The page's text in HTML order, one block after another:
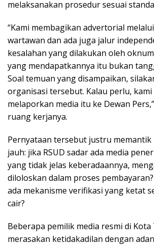
melaksanakan prosedur sesuai
“Kami membagikan advertorial
wartawan dan ada juga jalur
kesalahan yang dilakukan oleh
yang mendapatkannya itu bukan
Soal temuan yang disampaikan,
organisasi tersebut. Kalau perlu,
melaporkan media itu ke Dewan
ruang kerjanya.
Pernyataan tersebut justru
jauh: jika RSUD sadar ada media
yang tidak jelas keberadaannya,
diloloskan dalam proses
ada mekanisme verifikasi yang ketat
cair?
Beberapa pemilik media resmi di
merasakan ketidakadilan dengan